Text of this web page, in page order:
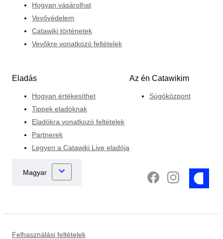
Hogyan vásárolhat
Vevővédelem
Catawiki történetek
Vevőkre vonatkozó feltételek
Eladás
Hogyan értékesíthet
Tippek eladóknak
Eladókra vonatkozó feltételek
Partnerek
Legyen a Catawiki Live eladója
Az én Catawikim
Súgóközpont
Felhasználási feltételek